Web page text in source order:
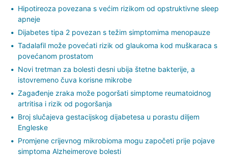
Hipotireoza povezana s većim rizikom od opstruktivne sleep
apneje
Dijabetes tipa 2 povezan s težim simptomima menopauze
Tadalafil može povećati rizik od glaukoma kod muškaraca s
povećanom prostatom
Novi tretman za bolesti desni ubija štetne bakterije, a
istovremeno čuva korisne mikrobe
Zagađenje zraka može pogoršati simptome reumatoidnog
artritisa i rizik od pogoršanja
Broj slučajeva gestacijskog dijabetesa u porastu diljem
Engleske
Promjene crijevnog mikrobioma mogu započeti prije pojave
simptoma Alzheimerove bolesti